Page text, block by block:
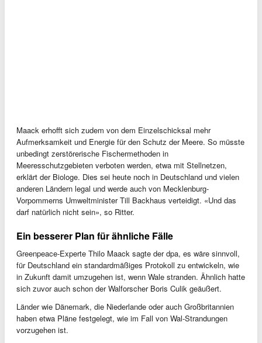
Maack erhofft sich zudem von dem Einzelschicksal mehr
Aufmerksamkeit und Energie für den Schutz der Meere. So müsste
unbedingt zerstörerische Fischermethoden in
Meeresschutzgebieten verboten werden, etwa mit Stellnetzen,
erklärt der Biologe. Dies sei heute noch in Deutschland und vielen
anderen Ländern legal und werde auch von Mecklenburg-
Vorpommerns Umweltminister Till Backhaus verteidigt. «Und das
darf natürlich nicht sein», so Ritter.
Ein besserer Plan für ähnliche Fälle
Greenpeace-Experte Thilo Maack sagte der dpa, es wäre sinnvoll,
für Deutschland ein standardmäßiges Protokoll zu entwickeln, wie
in Zukunft damit umzugehen ist, wenn Wale stranden. Ähnlich hatte
sich zuvor auch schon der Walforscher Boris Culik geäußert.
Länder wie Dänemark, die Niederlande oder auch Großbritannien
haben etwa Pläne festgelegt, wie im Fall von Wal-Strandungen
vorzugehen ist.